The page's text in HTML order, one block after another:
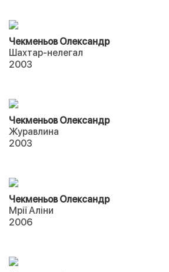
Чекменьов Олександр
Шахтар-нелегал
2003
Чекменьов Олександр
Журавлина
2003
Чекменьов Олександр
Мрії Аліни
2006